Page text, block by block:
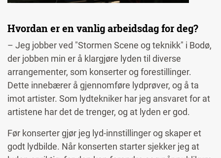
Hvordan er en vanlig arbeidsdag for deg?
– Jeg jobber ved "Stormen Scene og teknikk" i Bodø,
der jobben min er å klargjøre lyden til diverse
arrangementer, som konserter og forestillinger.
Dette innebærer å gjennomføre lydprøver, og å ta
imot artister. Som lydtekniker har jeg ansvaret for at
artistene har det de trenger, og at lyden er god.
Før konserter gjør jeg lyd-innstillinger og skaper et
godt lydbilde. Når konserten starter sjekker jeg at